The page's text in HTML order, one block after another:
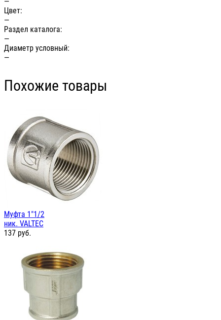
Цвет:
—
Раздел каталога:
—
Диаметр условный:
—
Похожие товары
Муфта 1"1/2
ник. VALTEC
137 руб.